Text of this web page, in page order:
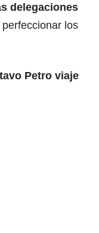
delegaciones
perfeccionar los
Petro viaje